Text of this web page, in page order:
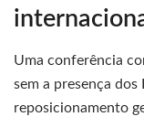
Uma conferência
sem a presença dos
reposicionamento